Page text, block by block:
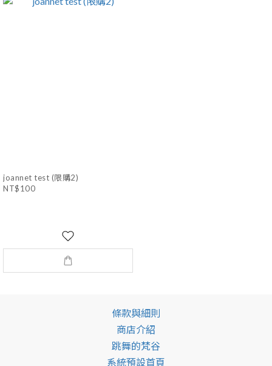
joannet test (限購2)
NT$100
條款與細則
商店介紹
跳舞的梵谷
系統預設首頁